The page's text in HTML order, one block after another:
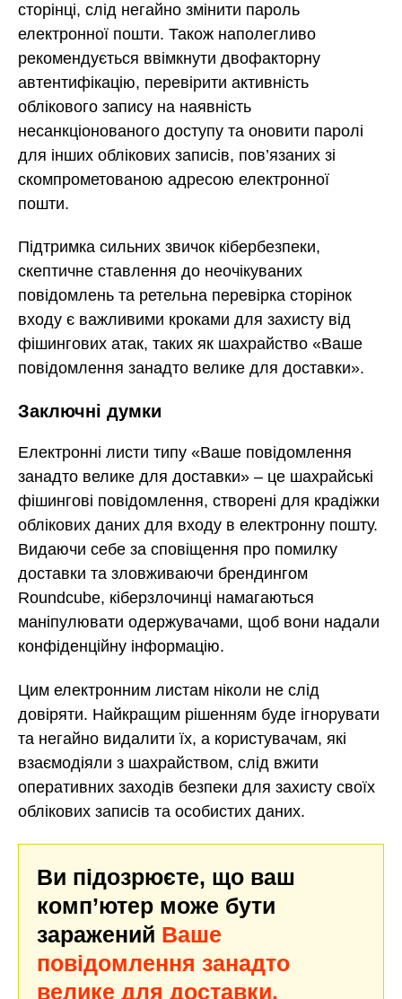
сторінці, слід негайно змінити пароль
електронної пошти. Також наполегливо
рекомендується ввімкнути двофакторну
автентифікацію, перевірити активність
облікового запису на наявність
несанкціонованого доступу та оновити паролі
для інших облікових записів, пов’язаних зі
скомпрометованою адресою електронної
пошти.
Підтримка сильних звичок кібербезпеки,
скептичне ставлення до неочікуваних
повідомлень та ретельна перевірка сторінок
входу є важливими кроками для захисту від
фішингових атак, таких як шахрайство «Ваше
повідомлення занадто велике для доставки».
Заключні думки
Електронні листи типу «Ваше повідомлення
занадто велике для доставки» – це шахрайські
фішингові повідомлення, створені для крадіжки
облікових даних для входу в електронну пошту.
Видаючи себе за сповіщення про помилку
доставки та зловживаючи брендингом
Roundcube, кіберзлочинці намагаються
маніпулювати одержувачами, щоб вони надали
конфіденційну інформацію.
Цим електронним листам ніколи не слід
довіряти. Найкращим рішенням буде ігнорувати
та негайно видалити їх, а користувачам, які
взаємодіяли з шахрайством, слід вжити
оперативних заходів безпеки для захисту своїх
облікових записів та особистих даних.
Ви підозрюєте, що ваш
комп’ютер може бути
заражений Ваше
повідомлення занадто
велике для доставки.